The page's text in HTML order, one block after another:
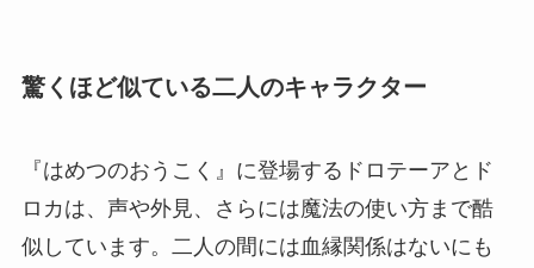
驚くほど似ている二人のキャラクター
『はめつのおうこく』に登場するドロテーアとド
ロカは、声や外見、さらには魔法の使い方まで酷
似しています。二人の間には血縁関係はないにも